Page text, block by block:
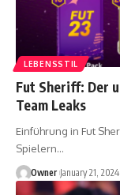
LEBENSSTIL
Fut Sheriff: Der
Team Leaks
Einführung in Fut
Spielern…
Owner January 21, 2024